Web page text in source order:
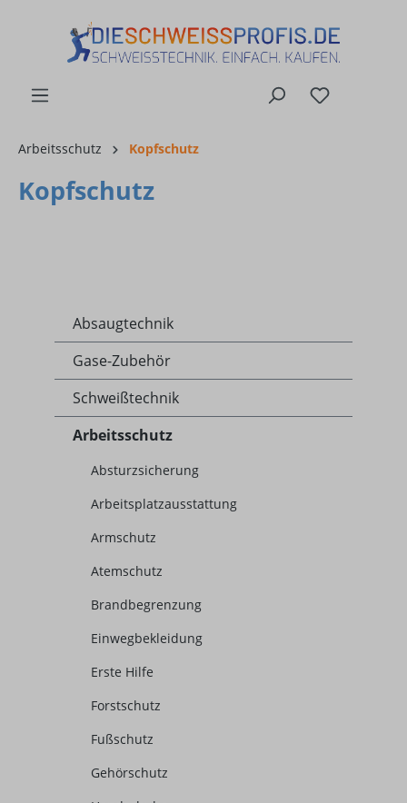
Arbeitsschutz Kopfschutz
Kopfschutz
Absaugtechnik
Gase-Zubehör
Schweißtechnik
Arbeitsschutz
Absturzsicherung
Arbeitsplatzausstattung
Armschutz
Atemschutz
Brandbegrenzung
Einwegbekleidung
Erste Hilfe
Forstschutz
Fußschutz
Gehörschutz